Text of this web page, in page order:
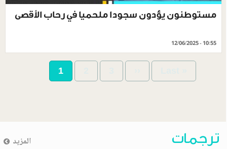
مستوطنون يؤدون سجودا ملحميا في رحاب الأقصى
12/06/2025 - 10:55
Pagination
Current
page
1
page page
ترجمات المزيد